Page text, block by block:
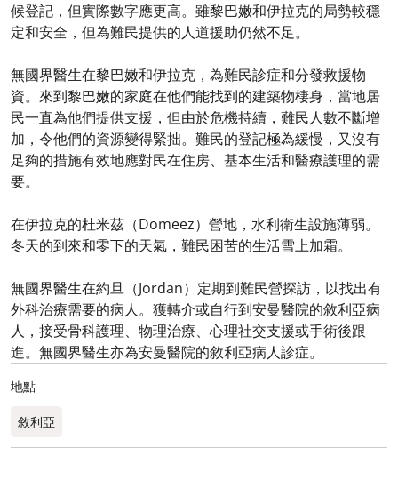
候登記，但實際數字應更高。雖黎巴嫩和伊拉克的局勢較穩
定和安全，但為難民提供的人道援助仍然不足。
無國界醫生在黎巴嫩和伊拉克，為難民診症和分發救援物
資。來到黎巴嫩的家庭在他們能找到的建築物棲身，當地居
民一直為他們提供支援，但由於危機持續，難民人數不斷增
加，令他們的資源變得緊拙。難民的登記極為緩慢，又沒有
足夠的措施有效地應對民在住房、基本生活和醫療護理的需
要。
在伊拉克的杜米茲（Domeez）營地，水利衛生設施薄弱。
冬天的到來和零下的天氣，難民困苦的生活雪上加霜。
無國界醫生在約旦（Jordan）定期到難民營探訪，以找出有
外科治療需要的病人。獲轉介或自行到安曼醫院的敘利亞病
人，接受骨科護理、物理治療、心理社交支援或手術後跟
進。無國界醫生亦為安曼醫院的敘利亞病人診症。
地點
敘利亞